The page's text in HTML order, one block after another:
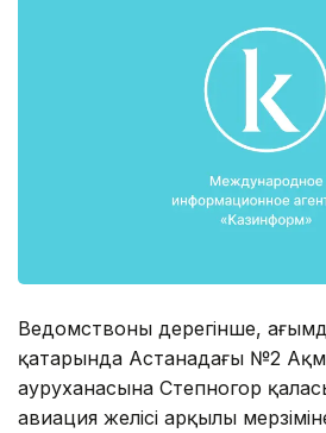
Ведомствоның дерегінше,
қаңтарында Астанадағы №2
ауруханасына Степногор
авиация желісі арқылы